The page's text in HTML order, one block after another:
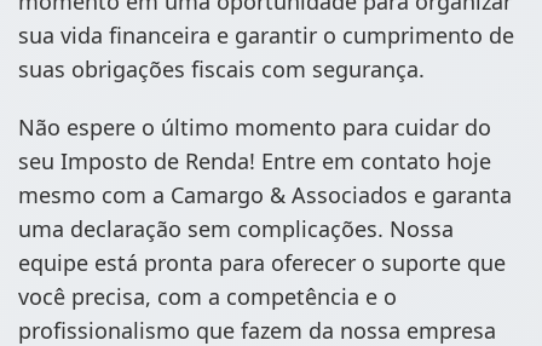
sua vida financeira e garantir o cumprimento de
suas obrigações fiscais com segurança.
Não espere o último momento para cuidar do
seu Imposto de Renda! Entre em contato hoje
mesmo com a Camargo & Associados e garanta
uma declaração sem complicações. Nossa
equipe está pronta para oferecer o suporte que
você precisa, com a competência e o
profissionalismo que fazem da nossa empresa